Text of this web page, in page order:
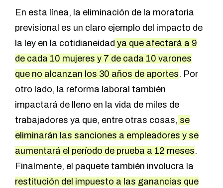
En esta línea, la eliminación de la moratoria
previsional es un claro ejemplo del impacto de
la ley en la cotidianeidad ya que afectará a 9
de cada 10 mujeres y 7 de cada 10 varones
que no alcanzan los 30 años de aportes. Por
otro lado, la reforma laboral también
impactará de lleno en la vida de miles de
trabajadores ya que, entre otras cosas, se
eliminarán las sanciones a empleadores y se
aumentará el período de prueba a 12 meses.
Finalmente, el paquete también involucra la
restitución del impuesto a las ganancias que